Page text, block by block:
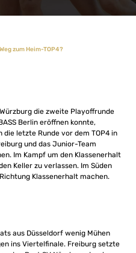
zum Heim-TOP4?
die zweite Playoffrunde
Berlin eröffnen konnte,
letzte Runde vor dem TOP4 in
und das Junior-Team
Im Kampf um den Klassenerhalt
Keller zu verlassen. Im Süden
Klassenerhalt machen.
aus Düsseldorf wenig Mühen
ins Viertelfinale. Freiburg setzte